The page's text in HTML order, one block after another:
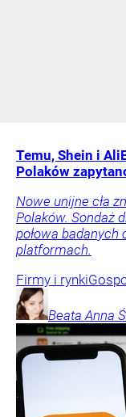
Temu, Shein i
Polaków
Nowe unijne cła
Polaków. Sondaż
połowa badanych
platformach.
Firmy i rynki
Beata Anna